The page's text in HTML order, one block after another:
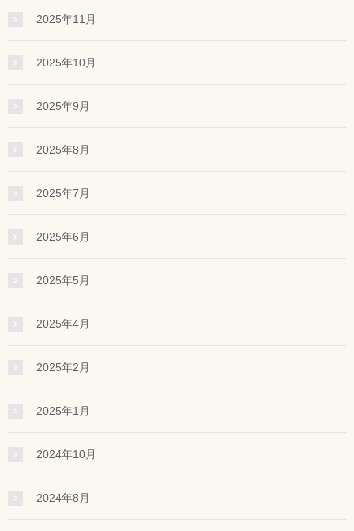
2025年11月
2025年10月
2025年9月
2025年8月
2025年7月
2025年6月
2025年5月
2025年4月
2025年2月
2025年1月
2024年10月
2024年8月